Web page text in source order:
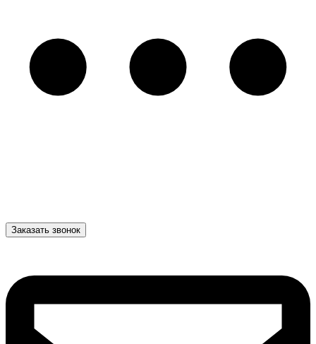
Заказать звонок